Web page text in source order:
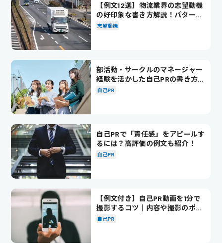
【例文12選】物流業界の志望動機
の好印象な書き方解説！パターン
別の例文も紹介
志望動機
部活動・サークルのマネージャー
経験を活かした自己PRの書き方を
徹底解説！
自己PR
自己PRで「責任感」をアピールす
るには？高評価の例文も紹介！
自己PR
【例文付き】自己PR動画を1分で
撮影するコツ｜内容や撮影のポイ
ントも解説
自己PR